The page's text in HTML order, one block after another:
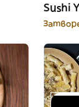
Sushi